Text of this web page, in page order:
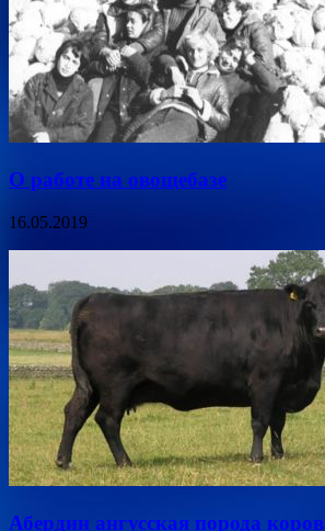
О работе на овощебазе
16.05.2019
Абердин ангусская порода коров